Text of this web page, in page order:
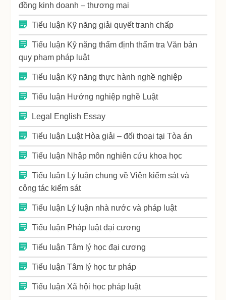
đồng kinh doanh – thương mại
Tiểu luận Kỹ năng giải quyết tranh chấp
Tiểu luận Kỹ năng thẩm định thẩm tra Văn bản
quy phạm pháp luật
Tiểu luận Kỹ năng thực hành nghề nghiệp
Tiểu luận Hướng nghiệp nghề Luật
Legal English Essay
Tiểu luận Luật Hòa giải – đối thoại tại Tòa án
Tiểu luận Nhập môn nghiên cứu khoa học
Tiểu luận Lý luận chung về Viện kiểm sát và
công tác kiểm sát
Tiểu luận Lý luận nhà nước và pháp luật
Tiểu luận Pháp luật đại cương
Tiểu luận Tâm lý học đại cương
Tiểu luận Tâm lý học tư pháp
Tiểu luận Xã hội học pháp luật